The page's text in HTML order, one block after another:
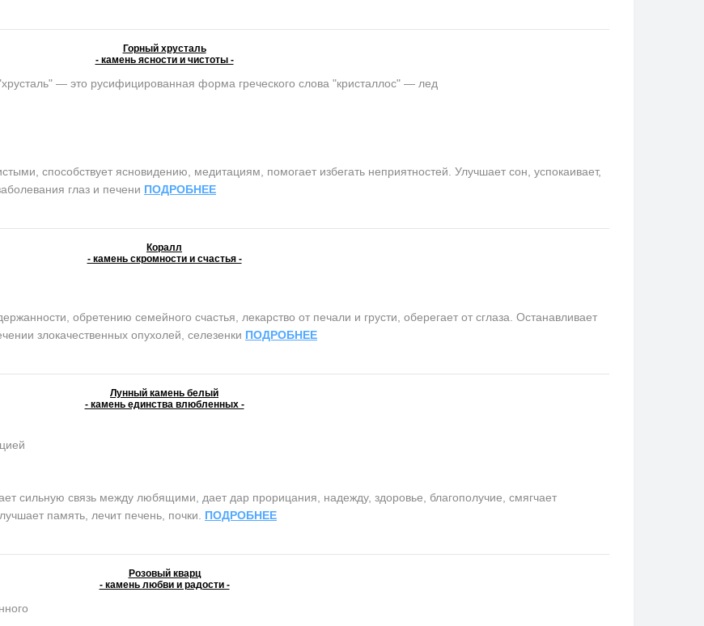
Горный хрусталь
- камень ясности и чистоты -
— это русифицированная форма греческого слова "кристаллос" — лед
способствует ясновидению, медитациям, помогает избегать неприятностей. Улучшает сон, успокаивает,
глаз и печени ПОДРОБНЕЕ
Коралл
- камень скромности и счастья -
обретению семейного счастья, лекарство от печали и грусти, оберегает от сглаза. Останавливает
злокачественных опухолей, селезенки ПОДРОБНЕЕ
Лунный камень белый
- камень единства влюбленных -
сильную связь между любящими, дает дар прорицания, надежду, здоровье, благополучие, смягчает
память, лечит печень, почки. ПОДРОБНЕЕ
Розовый кварц
- камень любви и радости -